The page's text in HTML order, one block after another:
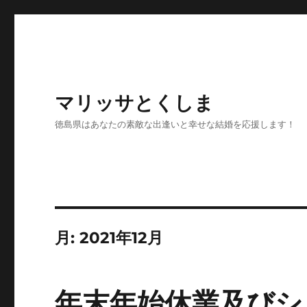
マリッサとくしま
徳島県はあなたの素敵な出逢いと幸せな結婚を応援します！
月:2021年12月